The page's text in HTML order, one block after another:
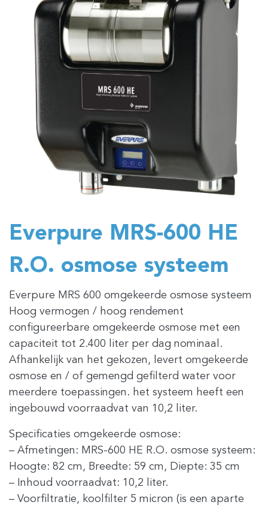
Everpure MRS-600 HE
R.O. osmose systeem
Everpure MRS 600 omgekeerde osmose systeem
Hoog vermogen / hoog rendement
configureerbare omgekeerde osmose met een
capaciteit tot 2.400 liter per dag nominaal.
Afhankelijk van het gekozen, levert omgekeerde
osmose en / of gemengd gefilterd water voor
meerdere toepassingen. het systeem heeft een
ingebouwd voorraadvat van 10,2 liter.
Specificaties omgekeerde osmose:
– Afmetingen: MRS-600 HE R.O. osmose systeem:
Hoogte: 82 cm, Breedte: 59 cm, Diepte: 35 cm
– Inhoud voorraadvat: 10,2 liter.
– Voorfiltratie, koolfilter 5 micron (is een aparte